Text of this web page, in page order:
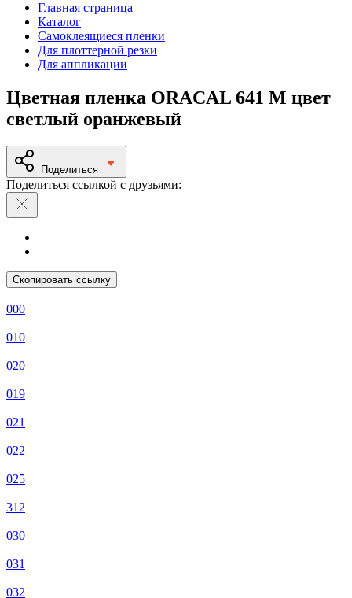
Главная страница
Каталог
Самоклеящиеся пленки
Для плоттерной резки
Для аппликации
Цветная пленка ORACAL 641 M цвет
светлый оранжевый
Поделиться
Поделиться ссылкой с друзьями:
Скопировать ссылку
000
010
020
019
021
022
025
312
030
031
032